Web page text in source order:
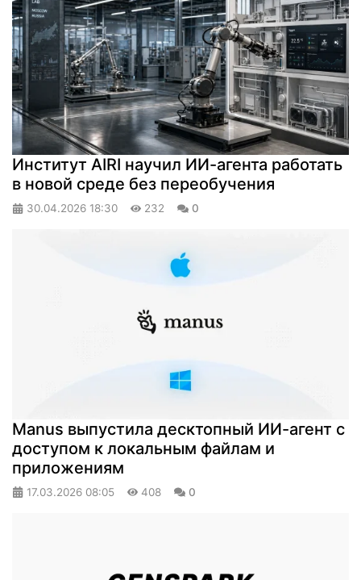
Институт AIRI научил ИИ-агента работать
в новой среде без переобучения
30.04.2026 18:30 232 0
Manus выпустила десктопный ИИ-агент с
доступом к локальным файлам и
приложениям
17.03.2026 08:05 408 0